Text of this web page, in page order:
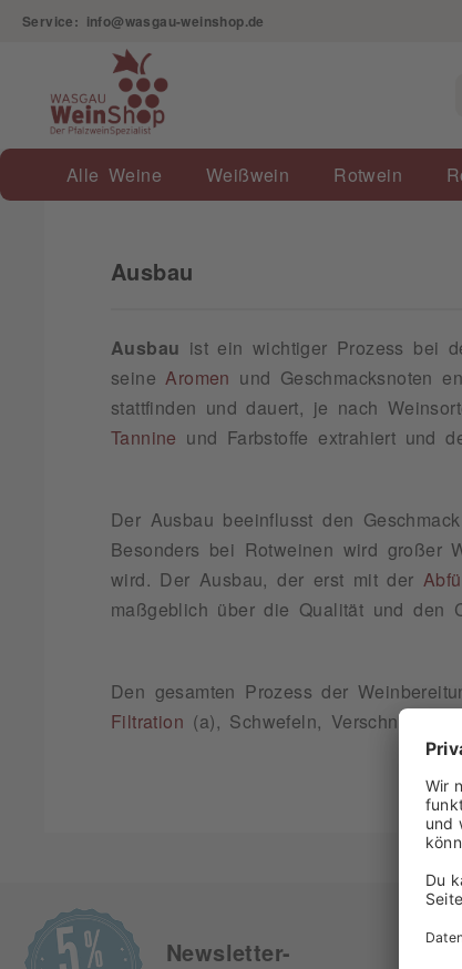
Service: info@wasgau-weinshop.de
Alle Weine Weißwein Rotwein
Ausbau
Ausbau ist ein wichtiger Prozess bei
seine Aromen
und Geschmacksnoten
stattfinden und dauert, je nach
Tannine
und Farbstoffe extrahiert und
Der Ausbau beeinflusst den
Besonders bei Rotweinen wird großer
wird. Der Ausbau, der erst mit der
maßgeblich über die Qualität und den
Den gesamten Prozess der
Filtration (a), Schwefeln, Verschnitt (a),
Newsletter-